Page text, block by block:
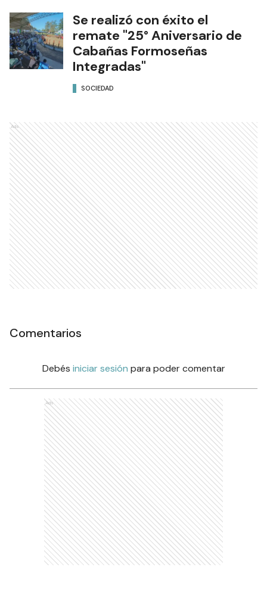
Se realizó con éxito el
remate "25° Aniversario de
Cabañas Formoseñas
Integradas"
SOCIEDAD
Ads
Comentarios
Debés iniciar sesión para poder comentar
Ads